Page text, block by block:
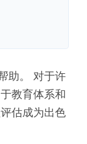
助。 对于许
教育体系和
估成为出色